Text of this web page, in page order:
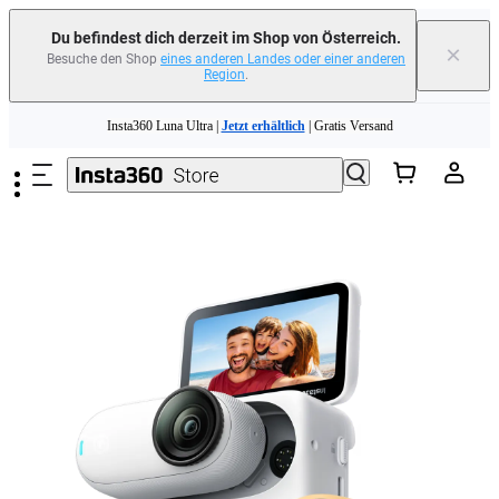
Du befindest dich derzeit im Shop von Österreich.
Besuche den Shop eines anderen Landes oder einer anderen
Region.
×
Insta360 Luna Ultra | Jetzt erhältlich| Gratis Versand
Tausche dein altes Gerät ein und erhalte Geld für deinen Neukauf.｜Mehr
Insta360 Luna Ultra |Jetzt erhältlich| Gratis Versand